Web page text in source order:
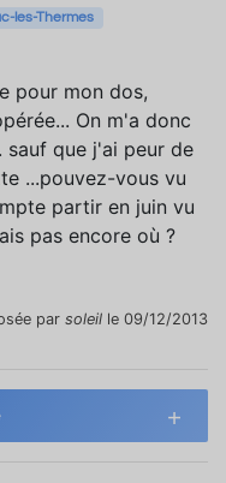
les-Thermes
pour mon dos,
On m'a donc
sauf que j'ai peur de
...pouvez-vous vu
partir en juin vu
pas encore où ?
par soleil le 09/12/2013